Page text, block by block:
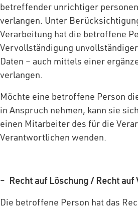
betreffender unrichtiger
verlangen. Unter
Verarbeitung hat die betroffene
Vervollständigung
Daten – auch mittels einer
verlangen.
Möchte eine betroffene Person
in Anspruch nehmen, kann sie
einen Mitarbeiter des für die
Verantwortlichen wenden.
– Recht auf Löschung / Recht
Die betroffene Person hat das